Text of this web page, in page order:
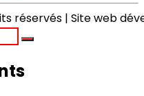
réservés | Site web